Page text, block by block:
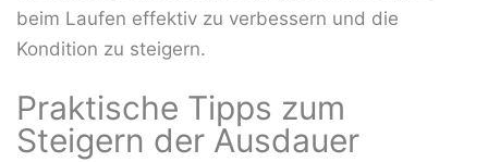
beim Laufen effektiv zu verbessern und die
Kondition zu steigern.
Praktische Tipps zum
Steigern der Ausdauer